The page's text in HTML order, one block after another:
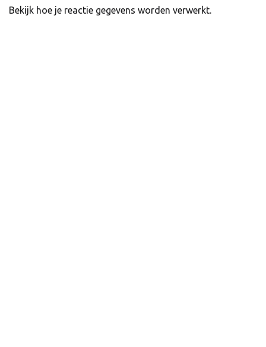
Bekijk hoe je reactie gegevens worden verwerkt.